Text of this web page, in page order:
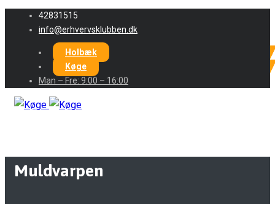
42831515
info@erhvervsklubben.dk
Holbæk
Køge
Man – Fre: 9:00 – 16:00
Muldvarpen